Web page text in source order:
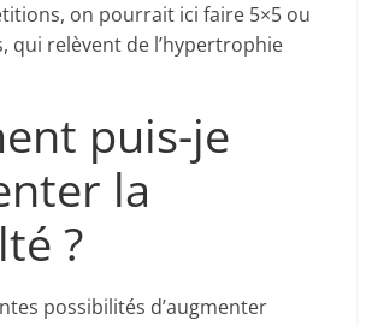
on pourrait ici faire 5×5 ou
qui relèvent de l’hypertrophie
puis-je
la
?
possibilités d’augmenter